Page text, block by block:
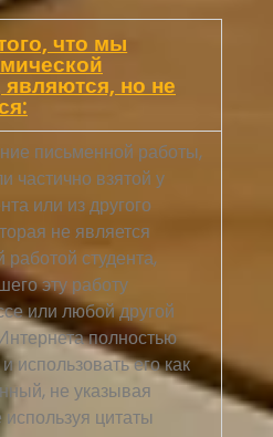
что мы
но не
письменной работы,
частично взятой у
или из другого
не является
работой студента,
эту работу
или любой другой
полностью
использовать его как
не указывая
используя цитаты